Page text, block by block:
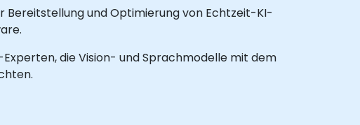
Bereitstellung und Optimierung von Echtzeit-KI-
die Vision- und Sprachmodelle mit dem